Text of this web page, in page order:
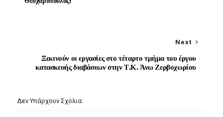
Next
Ξεκινούν οι εργασίες στο τέταρτο τμήμα του έργου
κατασκευής διαβάσεων στην Τ.Κ. Άνω Ζερβοχωρίου
Δεν Υπάρχουν Σχόλια: